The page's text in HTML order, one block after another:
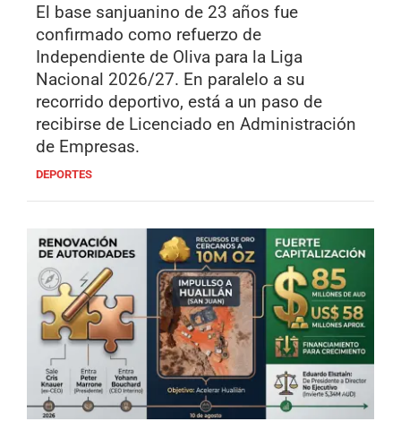
El base sanjuanino de 23 años fue
confirmado como refuerzo de
Independiente de Oliva para la Liga
Nacional 2026/27. En paralelo a su
recorrido deportivo, está a un paso de
recibirse de Licenciado en Administración
de Empresas.
DEPORTES